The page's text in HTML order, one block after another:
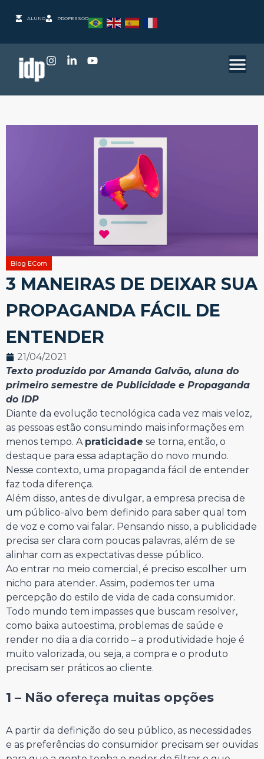
ALUNO PROFESSOR
Blog ECom
3 MANEIRAS DE DEIXAR SUA
PROPAGANDA FÁCIL DE
ENTENDER
21/04/2021
Texto produzido por Amanda Galvão, aluna do
primeiro semestre de Publicidade e Propaganda
do IDP
Diante da evolução tecnológica cada vez mais veloz,
as pessoas estão consumindo mais informações em
menos tempo. A praticidade se torna, então, o
destaque para essa adaptação do novo mundo.
Nesse contexto, uma propaganda fácil de entender
faz toda diferença.
Além disso, antes de divulgar, a empresa precisa de
um público-alvo bem definido para saber qual tom
de voz e como vai falar. Pensando nisso, a publicidade
precisa ser clara com poucas palavras, além de se
alinhar com as expectativas desse público.
Ao entrar no meio comercial, é preciso escolher um
nicho para atender. Assim, podemos ter uma
percepção do estilo de vida de cada consumidor.
Todo mundo tem impasses que buscam resolver,
como baixa autoestima, problemas de saúde e
render no dia a dia corrido – a produtividade hoje é
muito valorizada, ou seja, a compra e o produto
precisam ser práticos ao cliente.
1 – Não ofereça muitas opções
A partir da definição do seu público, as necessidades
e as preferências do consumidor precisam ser ouvidas